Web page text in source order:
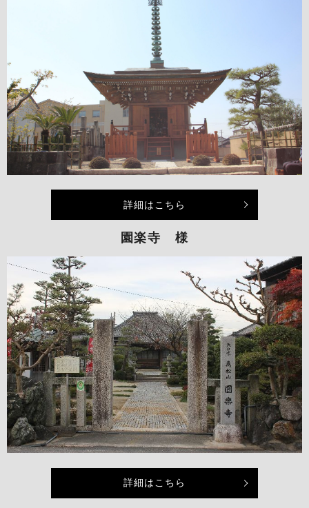
詳細はこちら
園楽寺 様
詳細はこちら